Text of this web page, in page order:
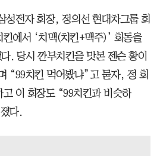
성전자 회장, 정의선 현대차그룹 회
에서 ‘치맥(치킨+맥주)’ 회동을
. 당시 깐부치킨을 맛본 젠슨 황이
“99치킨 먹어봤냐”고 묻자, 정 회
이 회장도 “99치킨과 비슷하
다.